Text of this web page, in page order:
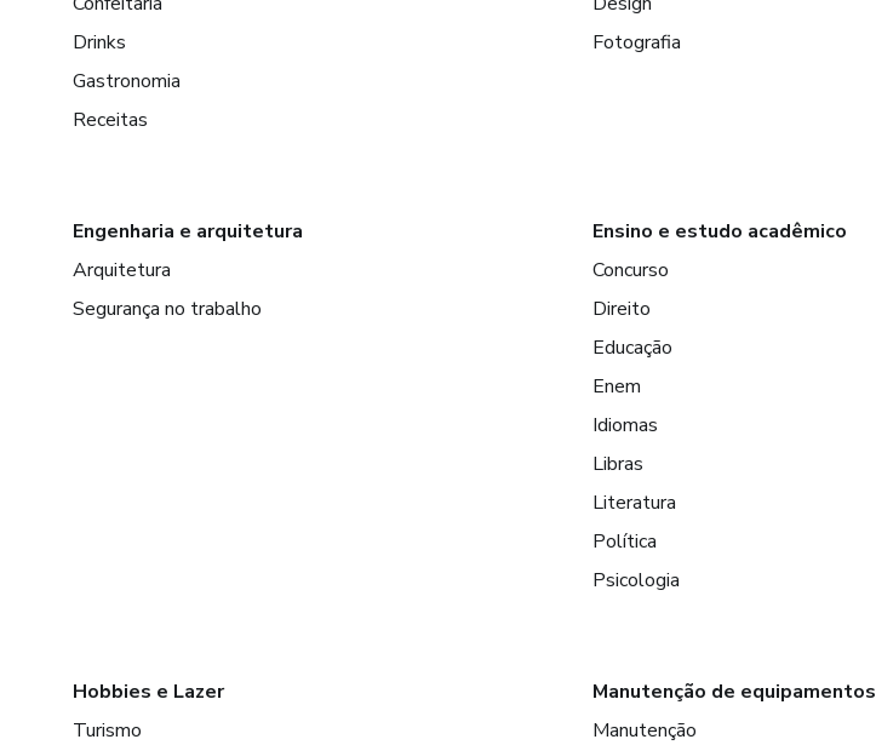
Drinks
Gastronomia
Receitas
Fotografia
Engenharia e arquitetura
Arquitetura
Segurança no trabalho
Ensino e estudo acadêmico
Concurso
Direito
Educação
Enem
Idiomas
Libras
Literatura
Política
Psicologia
Hobbies e Lazer
Turismo
Manutenção de equipamentos
Manutenção